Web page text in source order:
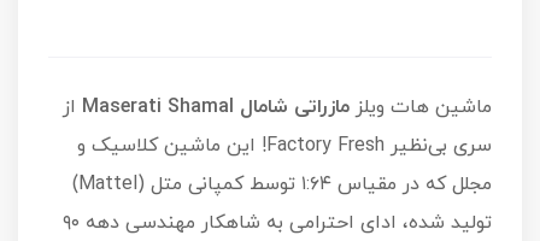
ماشین هات ویلز مازراتی شامال
از
سری بی‌نظیر Factory Fresh! این ماشین کلاسیک و
مجلل که در مقیاس ۱:۶۴ توسط کمپانی متل (Mattel)
تولید شده، ادای احترامی به شاهکار مهندسی دهه ۹۰